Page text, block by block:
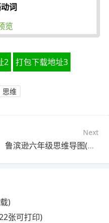
词
览
2 打包下载地址3
思维
Next
鲁滨逊六年级思维导图(23张可打印)
)
张可打印)